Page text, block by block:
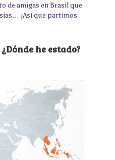
de amigas en Brasil que
¡Así que partimos
he estado?